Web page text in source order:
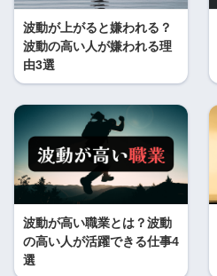
波動が上がると嫌われる？
波動の高い人が嫌われる理
由3選
波動が高い職業とは？波動
の高い人が活躍できる仕事4
選